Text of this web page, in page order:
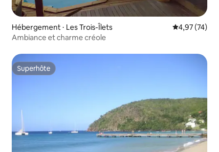
Hébergement ⋅ Les Trois-Îlets Évaluation
4,97 (74)
Ambiance et charme créole
Superhôte
Superhôte